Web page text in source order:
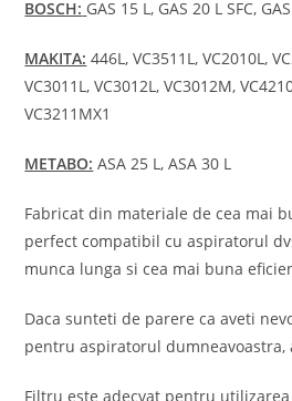
BOSCH: GAS 15 L, GAS 20 L SFC,
MAKITA: 446L, VC3511L, VC2010L,
VC3011L, VC3012L, VC3012M,
VC3211MX1
METABO: ASA 25 L, ASA 30 L
Fabricat din materiale de cea mai
perfect compatibil cu aspiratorul
munca lunga si cea mai buna
Daca sunteti de parere ca aveti
pentru aspiratorul dumneavoastra,
Filtru este adecvat pentru